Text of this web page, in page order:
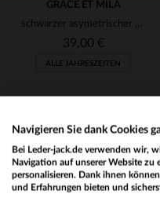
(1)
(3)
(187)
VERFÜGBARE GRÖSSEN
GRACE ET MILA
schwarzer asymetrischer Damen Rock
39,00 €
ALLE JAHRESZEITEN
Navigieren Sie dank Cookies
Bei Leder-jack.de verwenden wir,
Navigation auf unserer Website zu
personalisieren. Dank ihnen
und Erfahrungen bieten und